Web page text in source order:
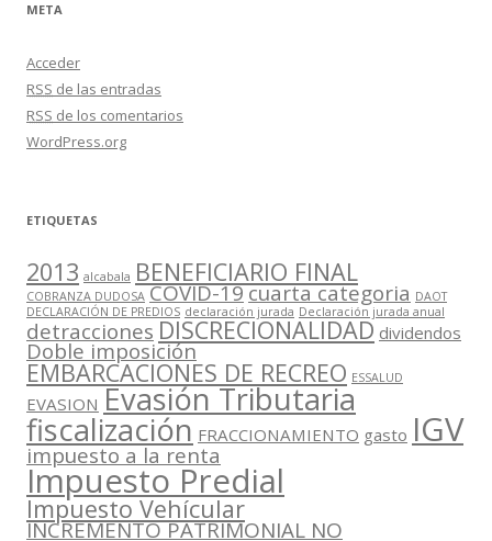
META
Acceder
RSS de las entradas
RSS de los comentarios
WordPress.org
ETIQUETAS
2013 alcabala BENEFICIARIO FINAL
COBRANZA DUDOSA COVID-19cuarta categoria DAOT
DECLARACIÓN DE PREDIOS declaración jurada Declaración jurada anual
detracciones DISCRECIONALIDAD dividendos
Doble imposición
EMBARCACIONES DE RECREO ESSALUD
EVASION Evasión Tributaria
fiscalización FRACCIONAMIENTO gasto IGV
impuesto a la renta
Impuesto Predial
Impuesto Vehícular
INCREMENTO PATRIMONIAL NO